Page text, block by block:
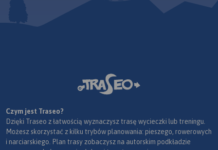
Czym jest Traseo?
Dzięki Traseo z łatwością wyznaczysz trasę wycieczki lub treningu.
Możesz skorzystać z kilku trybów planowania: pieszego, rowerowych
i narciarskiego. Plan trasy zobaczysz na autorskim podkładzie